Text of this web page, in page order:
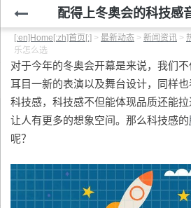
配得上冬奥会的科技感
[:en]Home[:zh]首页[:] > 最新动态 > 新闻资讯 >
乐怎么选
对于今年的冬奥会开幕是来说，我们
耳目一新的表演以及舞台设计，同样
科技感，科技感不但能体现品质还能拉
让人有更多的想象空间。那么科技感的
呢？